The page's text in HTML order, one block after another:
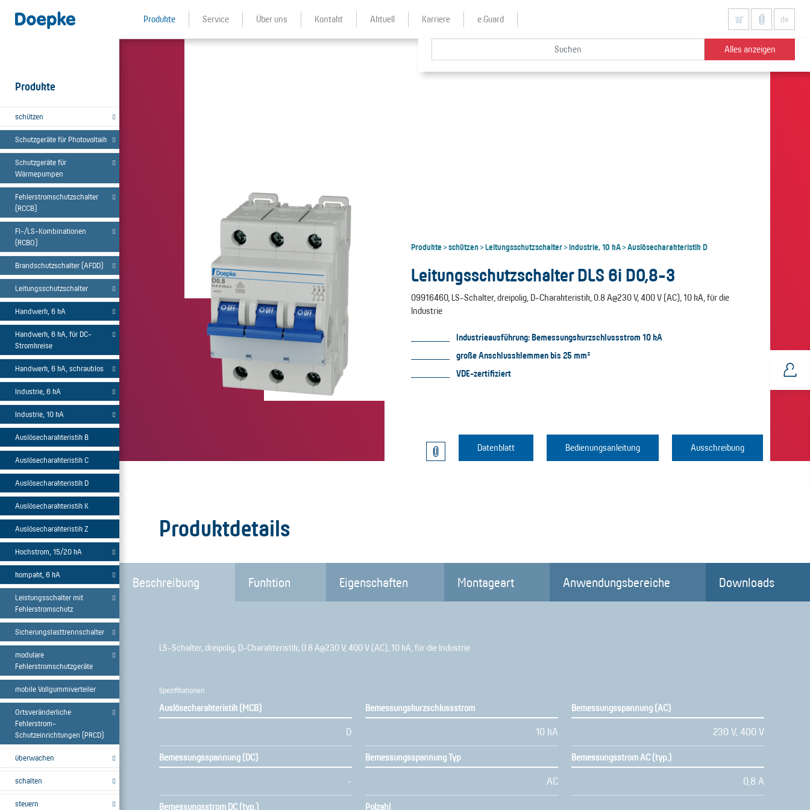
de
Produkte Service Über uns Kontakt Aktuell Karriere e.Guard
Alles anzeigen
Produkte
schützen
Schutzgeräte für Photovoltaik
Schutzgeräte für
Wärmepumpen
Fehlerstromschutzschalter
(RCCB)
FI-/LS-Kombinationen
(RCBO)
Brandschutzschalter (AFDD)
Leitungsschutzschalter
Handwerk, 6 kA
Handwerk, 6 kA, für DC-
Stromkreise
Handwerk, 6 kA, schraublos
Industrie, 6 kA
Industrie, 10 kA
Auslösecharakteristik B
Auslösecharakteristik C
Auslösecharakteristik D
Auslösecharakteristik K
Auslösecharakteristik Z
Hochstrom, 15/20 kA
kompakt, 6 kA
Leistungsschalter mit
Fehlerstromschutz
Sicherungslasttrennschalter
modulare
Fehlerstromschutzgeräte
mobile Vollgummiverteiler
Ortsveränderliche
Fehlerstrom-
Schutzeinrichtungen (PRCD)
überwachen
schalten
steuern
Produkte >schützen>Leitungsschutzschalter>Industrie, 10 kA>Auslösecharakteristik D
Leitungsschutzschalter DLS 6i D0,8-3
09916460, LS-Schalter, dreipolig, D-Charakteristik, 0.8 A@230 V, 400 V (AC), 10 kA, für die
Industrie
Industrieausführung: Bemessungskurzschlussstrom 10 kA
große Anschlussklemmen bis 25 mm²
VDE-zertifiziert
Datenblatt Bedienungsanleitung Ausschreibung
Produktdetails
Beschreibung Funktion Eigenschaften Montageart Anwendungsbereiche Downloads
LS-Schalter, dreipolig, D-Charakteristik, 0.8 A@230 V, 400 V (AC), 10 kA, für die Industrie
Spezifikationen
Auslösecharakteristik (MCB)
D
Bemessungskurzschlussstrom
10 kA
Bemessungsspannung (AC)
230 V, 400 V
Bemessungsspannung (DC)
-
Bemessungsspannung Typ
AC
Bemessungsstrom AC (typ.)
0,8 A
Bemessungsstrom DC (typ.) Polzahl